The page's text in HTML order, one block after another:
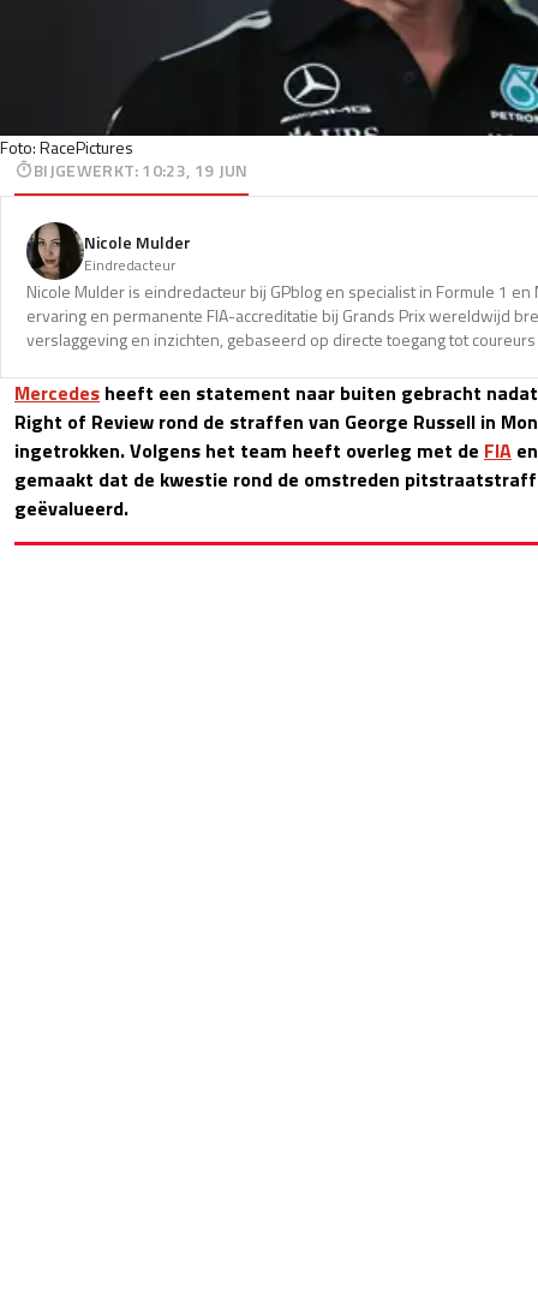
Foto: RacePictures
BIJGEWERKT:10:23, 19 JUN
Nicole Mulder
Eindredacteur
Nicole Mulder is eindredacteur bij GPblog en specialist in Formule 1 en
ervaring en permanente FIA-accreditatie bij Grands Prix wereldwijd
verslaggeving en inzichten, gebaseerd op directe toegang tot
Mercedes heeft een statement naar buiten gebracht
Right of Review rond de straffen van George Russell in
ingetrokken. Volgens het team heeft overleg met de FIA
gemaakt dat de kwestie rond de omstreden
geëvalueerd.